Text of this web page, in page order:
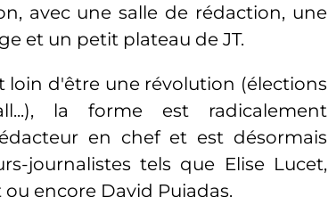
avec une salle de rédaction, une
et un petit plateau de JT.
loin d'être une révolution (élections
la forme est radicalement
en chef et est désormais
journalistes tels que Elise Lucet,
encore David Pujadas.